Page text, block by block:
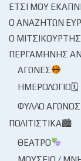
ΈΤΣΙ ΜΟΥ
Ο ΑΝΑΖΗΤΏΝ
Ο
ΠΕΡΓΑΜΗΝΉΣ
ΑΓΏΝΕΣ
ΗΜΕΡΟΛΌΓΙΟ🗓
ΦΎΛΛΟ ΑΓΏΝΟΣ
ΠΟΛΙΤΙΣΤΙΚΆ🏙
ΘΈΑΤΡΟ